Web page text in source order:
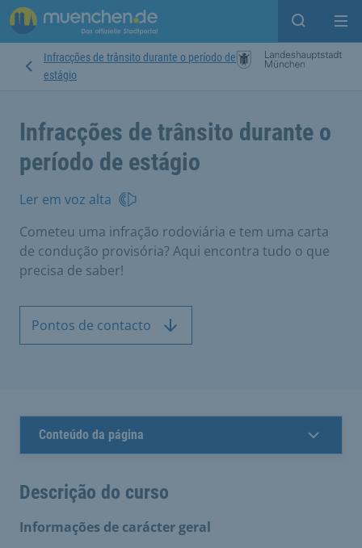
Open
Infracções de trânsito durante o período de
estágio
Infracções de trânsito durante o
período de estágio
Ler em voz alta
Cometeu uma infração rodoviária e tem uma carta
de condução provisória? Aqui encontra tudo o que
precisa de saber!
Pontos de contacto
Conteúdo da página
Descrição do curso
Informações de carácter geral